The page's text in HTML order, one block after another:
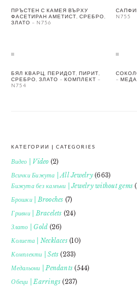
ПРЪСТЕН С КАМЕЯ ВЪРХУ
ФАСЕТИРАН АМЕТИСТ, СРЕБРО,
ЗЛАТО – N756
N755
БЯЛ КВАРЦ, ПЕРИДОТ, ПИРИТ,
СРЕБРО, ЗЛАТО – КОМПЛЕКТ –
N754
–
FOOTER
КАТЕГОРИИ | CATEGORIES
Видео | Video (2)
Всички Бижута | All Jewelry(663)
Бижута без камъни | Jewelry without gems
Брошки | Brooches (7)
Гривни | Bracelets (24)
Злато | Gold (26)
Колиета | Necklaces(10)
Комплекти | Sets (233)
Медальони | Pendants (544)
Обеци | Earrings (237)